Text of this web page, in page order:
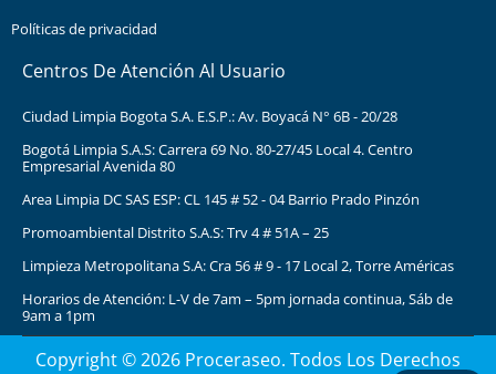
Políticas de privacidad
Centros De Atención Al Usuario
Ciudad Limpia Bogota S.A. E.S.P.: Av. Boyacá N° 6B - 20/28
Bogotá Limpia S.A.S: Carrera 69 No. 80-27/45 Local 4. Centro
Empresarial Avenida 80
Area Limpia DC SAS ESP: CL 145 # 52 - 04 Barrio Prado Pinzón
Promoambiental Distrito S.A.S: Trv 4 # 51A – 25
Limpieza Metropolitana S.A: Cra 56 # 9 - 17 Local 2, Torre Américas
Horarios de Atención: L-V de 7am – 5pm jornada continua, Sáb de
9am a 1pm
Copyright © 2026 Proceraseo. Todos Los Derechos